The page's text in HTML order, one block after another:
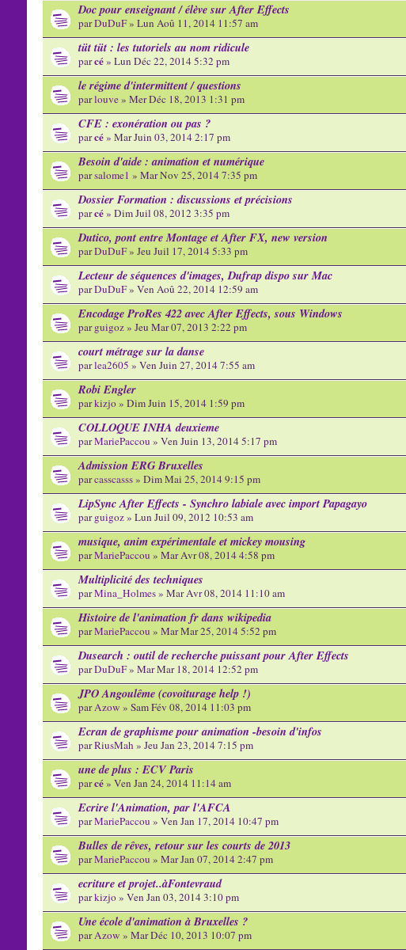
Doc pour enseignant / élève sur After Effects
parDuDuF» Lun Aoû 11, 2014 11:57 am
tüt tüt : les tutoriels au nom ridicule
parcé» Lun Déc 22, 2014 5:32 pm
le régime d'intermittent / questions
parlouve» Mer Déc 18, 2013 1:31 pm
CFE : exonération ou pas ?
parcé» Mar Juin 03, 2014 2:17 pm
Besoin d'aide : animation et numérique
parsalome1 » Mar Nov 25, 2014 7:35 pm
Dossier Formation : discussions et précisions
parcé» Dim Juil 08, 2012 3:35 pm
Dutico, pont entre Montage et After FX, new version
parDuDuF» Jeu Juil 17, 2014 5:33 pm
Lecteur de séquences d'images, Dufrap dispo sur Mac
parDuDuF» Ven Aoû 22, 2014 12:59 am
Encodage ProRes 422 avec After Effects, sous Windows
parguigoz» Jeu Mar 07, 2013 2:22 pm
court métrage sur la danse
parlea2605 » Ven Juin 27, 2014 7:55 am
Robi Engler
parkizjo» Dim Juin 15, 2014 1:59 pm
COLLOQUE INHA deuxieme
parMariePaccou » Ven Juin 13, 2014 5:17 pm
Admission ERG Bruxelles
parcasscasss» Dim Mai 25, 2014 9:15 pm
LipSync After Effects - Synchro labiale avec import Papagayo
parguigoz» Lun Juil 09, 2012 10:53 am
musique, anim expérimentale et mickey mousing
parMariePaccou » Mar Avr 08, 2014 4:58 pm
Multiplicité des techniques
parMina_Holmes» Mar Avr 08, 2014 11:10 am
Histoire de l'animation fr dans wikipedia
parMariePaccou » Mar Mar 25, 2014 5:52 pm
Dusearch : outil de recherche puissant pour After Effects
parDuDuF» Mar Mar 18, 2014 12:52 pm
JPO Angoulême (covoiturage help !)
parAzow » Sam Fév 08, 2014 11:03 pm
Ecran de graphisme pour animation -besoin d'infos
parRiusMah» Jeu Jan 23, 2014 7:15 pm
une de plus : ECV Paris
parcé» Ven Jan 24, 2014 11:14 am
Ecrire l'Animation, par l'AFCA
parMariePaccou » Ven Jan 17, 2014 10:47 pm
Bulles de rêves, retour sur les courts de 2013
parMariePaccou » Mar Jan 07, 2014 2:47 pm
ecriture et projet..àFontevraud
parkizjo» Ven Jan 03, 2014 3:10 pm
Une école d'animation à Bruxelles ?
parAzow » Mar Déc 10, 2013 10:07 pm